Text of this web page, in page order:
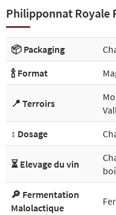
Philipponnat Royale
📦 Packaging
🍾 Format
📍 Terroirs
↕️ Dosage
⏳ Elevage du vin
🔎 Fermentation
Malolactique